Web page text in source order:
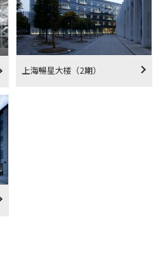
上海暢星大楼（2期）